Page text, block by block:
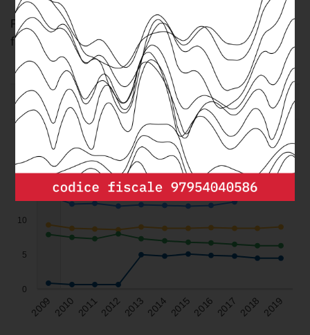
Percentuale di donne inattive per responsabilità
familiari e di cura (2009-2019)